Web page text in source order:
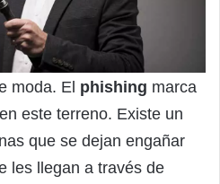
moda. El phishing marca
este terreno. Existe un
que se dejan engañar
les llegan a través de